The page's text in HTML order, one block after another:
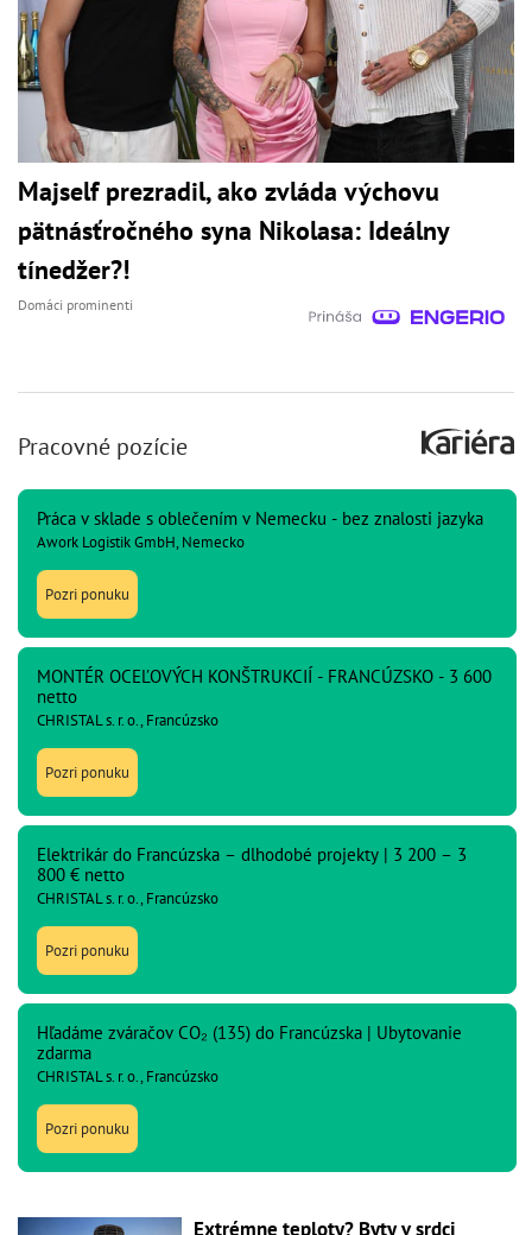
Majself prezradil, ako zvláda výchovu
pätnásťročného syna Nikolasa: Ideálny
tínedžer?!
Domáci prominenti
Pracovné pozície
Práca v sklade s oblečením v Nemecku - bez znalosti jazyka
Awork Logistik GmbH, Nemecko
Pozri ponuku
MONTÉR OCEĽOVÝCH KONŠTRUKCIÍ - FRANCÚZSKO - 3 600
netto
CHRISTAL s. r. o., Francúzsko
Pozri ponuku
Elektrikár do Francúzska – dlhodobé projekty | 3 200 – 3
800 € netto
CHRISTAL s. r. o., Francúzsko
Pozri ponuku
Hľadáme zváračov CO₂ (135) do Francúzska | Ubytovanie
zdarma
CHRISTAL s. r. o., Francúzsko
Pozri ponuku
Extrémne teploty? Byty v srdci